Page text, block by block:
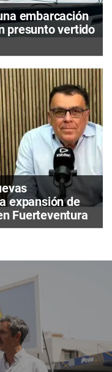
embarcación
presunto vertido
expansión de
Fuerteventura